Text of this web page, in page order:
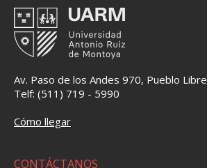
Av. Paso de los Andes 970, Pueblo Libre
Telf: (511) 719 - 5990
Cómo llegar
CONTÁCTANOS